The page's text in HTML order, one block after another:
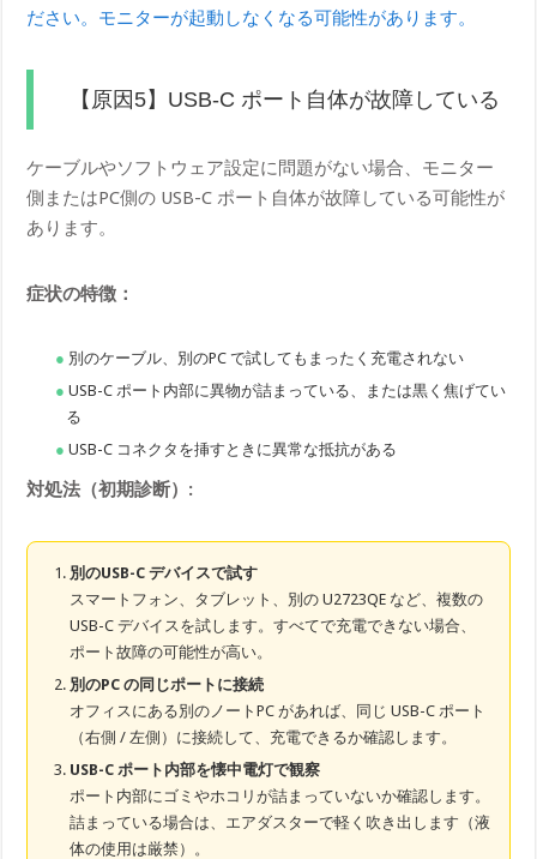
ださい。モニターが起動しなくなる可能性があります。
【原因5】USB-C ポート自体が故障している
ケーブルやソフトウェア設定に問題がない場合、モニター
側またはPC側の USB-C ポート自体が故障している可能性が
あります。
症状の特徴：
別のケーブル、別のPC で試してもまったく充電されない
USB-C ポート内部に異物が詰まっている、または黒く焦げてい
る
USB-C コネクタを挿すときに異常な抵抗がある
対処法（初期診断）:
別のUSB-C デバイスで試す
スマートフォン、タブレット、別の U2723QE など、複数の
USB-C デバイスを試します。すべてで充電できない場合、
ポート故障の可能性が高い。
別のPC の同じポートに接続
オフィスにある別のノートPC があれば、同じ USB-C ポート
（右側 / 左側）に接続して、充電できるか確認します。
USB-C ポート内部を懐中電灯で観察
ポート内部にゴミやホコリが詰まっていないか確認します。
詰まっている場合は、エアダスターで軽く吹き出します（液
体の使用は厳禁）。